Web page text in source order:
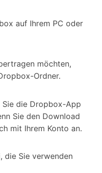
auf Ihrem PC oder
möchten,
Ordner.
die Dropbox-App
Sie den Download
mit Ihrem Konto an.
die Sie verwenden